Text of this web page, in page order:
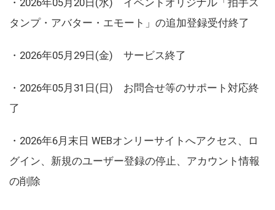
タンプ・アバター・エモート」の追加登録受付終了
・2026年05月29日(金) サービス終了
・2026年05月31日(日) お問合せ等のサポート対応終
了
・2026年6月末日 WEBオンリーサイトへアクセス、ロ
グイン、新規のユーザー登録の停止、アカウント情報
の削除